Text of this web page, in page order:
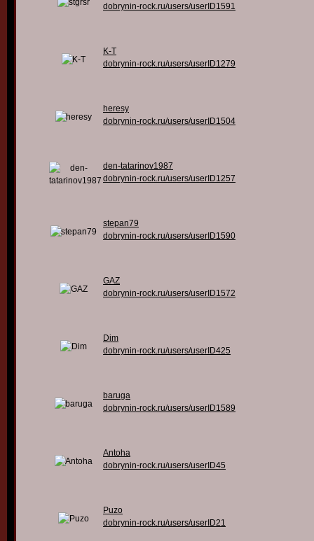
dobrynin-rock.ru/users/userID1591
K-T
dobrynin-rock.ru/users/userID1279
heresy
dobrynin-rock.ru/users/userID1504
den-tatarinov1987
dobrynin-rock.ru/users/userID1257
stepan79
dobrynin-rock.ru/users/userID1590
GAZ
dobrynin-rock.ru/users/userID1572
Dim
dobrynin-rock.ru/users/userID425
baruga
dobrynin-rock.ru/users/userID1589
Antoha
dobrynin-rock.ru/users/userID45
Puzo
dobrynin-rock.ru/users/userID21